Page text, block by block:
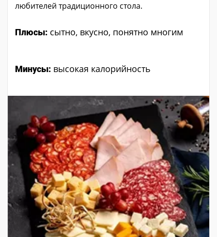
любителей традиционного стола.
Плюсы: сытно, вкусно, понятно многим
Минусы: высокая калорийность